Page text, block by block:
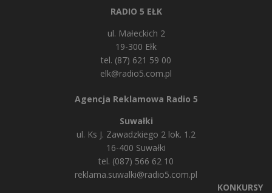
RADIO 5 EŁK
ul. Małeckich 2
19-300 Ełk
tel. (87) 621 59 00
elk@radio5.com.pl
Agencja Reklamowa Radio 5
Suwałki
ul. Ks J. Zawadzkiego 2 lok. 1.2
16-400 Suwałki
tel. (087) 566 62 10
reklama.suwalki@radio5.com.pl
KONKURSY